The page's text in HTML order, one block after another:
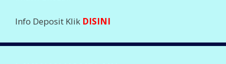
LEGALITAS PERUSAHAAN